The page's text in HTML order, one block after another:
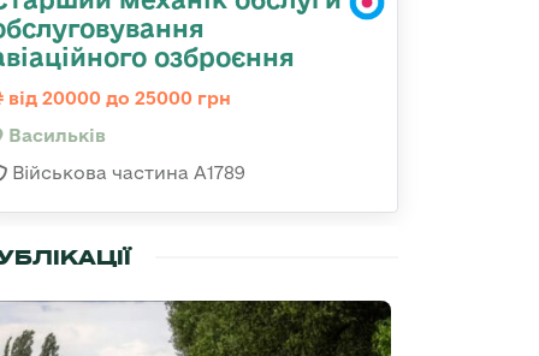
озброєння
від 20000 до 25000 грн
Васильків
Військова частина А1789